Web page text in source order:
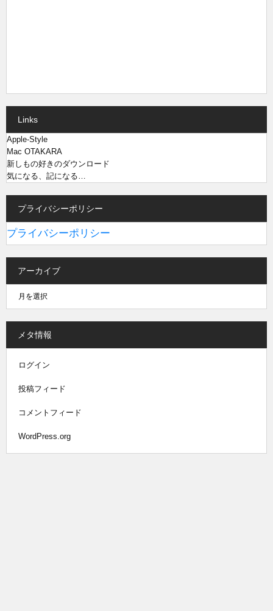
Links
Apple-Style
Mac OTAKARA
新しもの好きのダウンロード
気になる、記になる…
プライバシーポリシー
プライバシーポリシー
アーカイブ
メタ情報
ログイン
投稿フィード
コメントフィード
WordPress.org